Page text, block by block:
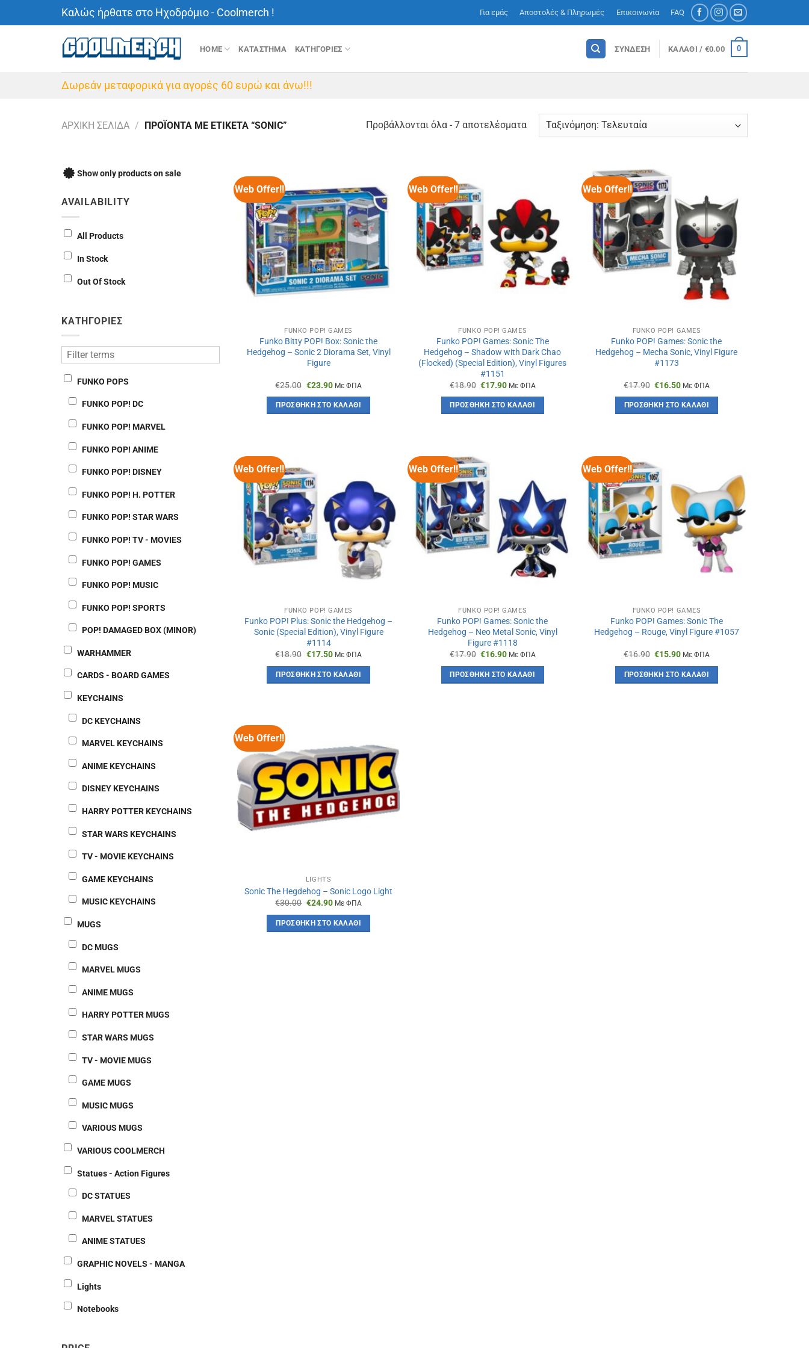
Καλώς ήρθατε στο Ηχοδρόμιο - Coolmerch ! Για εμάς Αποστολές & Πληρωμές Επικοινωνία FAQ
HOME ΚΑΤΑΣΤΗΜΑ ΚΑΤΗΓΟΡΙΕΣ ΣΎΝΔΕΣΗ ΚΑΛΆΘΙ / €0.00 0
Δωρεάν μεταφορικά για αγορές 60 ευρώ και άνω!!!
ΑΡΧΙΚΉ ΣΕΛΊΔΑ / ΠΡΟΪΌΝΤΑ ΜΕ ΕΤΙΚΈΤΑ “SONIC” Προβάλλονται όλα - 7 αποτελέσματαSorted
Show only products on sale
AVAILABILITY
All Products
In Stock
Out Of Stock
ΚΑΤΗΓΟΡΙΕΣ
FUNKO POPS
FUNKO POP! DC
FUNKO POP! MARVEL
FUNKO POP! ANIME
FUNKO POP! DISNEY
FUNKO POP! H. POTTER
FUNKO POP! STAR WARS
FUNKO POP! TV - MOVIES
FUNKO POP! GAMES
FUNKO POP! MUSIC
FUNKO POP! SPORTS
POP! DAMAGED BOX (MINOR)
WARHAMMER
CARDS - BOARD GAMES
KEYCHAINS
DC KEYCHAINS
MARVEL KEYCHAINS
ANIME KEYCHAINS
DISNEY KEYCHAINS
HARRY POTTER KEYCHAINS
STAR WARS KEYCHAINS
TV - MOVIE KEYCHAINS
GAME KEYCHAINS
MUSIC KEYCHAINS
MUGS
DC MUGS
MARVEL MUGS
ANIME MUGS
HARRY POTTER MUGS
STAR WARS MUGS
TV - MOVIE MUGS
GAME MUGS
MUSIC MUGS
VARIOUS MUGS
VARIOUS COOLMERCH
Statues - Action Figures
DC STATUES
MARVEL STATUES
ANIME STATUES
GRAPHIC NOVELS - MANGA
Lights
Notebooks
Web Offer!!
FUNKO POP! GAMES
Funko Bitty POP! Box: Sonic the
Hedgehog – Sonic 2 Diorama Set, Vinyl
Figure
€25.00 Original
was:
€25.00.
€23.90Η
τιμή
είναι:
Με ΦΠΑ
ΠΡΟΣΘΉΚΗ ΣΤΟ ΚΑΛΆΘΙ
Web Offer!!
FUNKO POP! GAMES
Funko POP! Games: Sonic The
Hedgehog – Shadow with Dark Chao
(Flocked) (Special Edition), Vinyl Figures
#1151
€18.90 Original
was:
€18.90.
€17.90Η
τιμή
είναι:
Με ΦΠΑ
ΠΡΟΣΘΉΚΗ ΣΤΟ ΚΑΛΆΘΙ
Web Offer!!
FUNKO POP! GAMES
Funko POP! Games: Sonic the
Hedgehog – Mecha Sonic, Vinyl Figure
#1173
€17.90 Original
was:
€17.90.
€16.50Η
τιμή
είναι:
Με ΦΠΑ
ΠΡΟΣΘΉΚΗ ΣΤΟ ΚΑΛΆΘΙ
Web Offer!!
FUNKO POP! GAMES
Funko POP! Plus: Sonic the Hedgehog –
Sonic (Special Edition), Vinyl Figure
#1114
€18.90 Original
was:
€18.90.
€17.50Η
τιμή
είναι:
Με ΦΠΑ
ΠΡΟΣΘΉΚΗ ΣΤΟ ΚΑΛΆΘΙ
Web Offer!!
FUNKO POP! GAMES
Funko POP! Games: Sonic the
Hedgehog – Neo Metal Sonic, Vinyl
Figure #1118
€17.90 Original
was:
€17.90.
€16.90Η
τιμή
είναι:
Με ΦΠΑ
ΠΡΟΣΘΉΚΗ ΣΤΟ ΚΑΛΆΘΙ
Web Offer!!
FUNKO POP! GAMES
Funko POP! Games: Sonic The
Hedgehog – Rouge, Vinyl Figure #1057
€16.90 Original
was:
€16.90.
€15.90Η
τιμή
είναι:
Με ΦΠΑ
ΠΡΟΣΘΉΚΗ ΣΤΟ ΚΑΛΆΘΙ
Web Offer!!
LIGHTS
Sonic The Hegdehog – Sonic Logo Light
€30.00 Original
was:
€30.00.
€24.90Η
τιμή
είναι:
Με ΦΠΑ
ΠΡΟΣΘΉΚΗ ΣΤΟ ΚΑΛΆΘΙ